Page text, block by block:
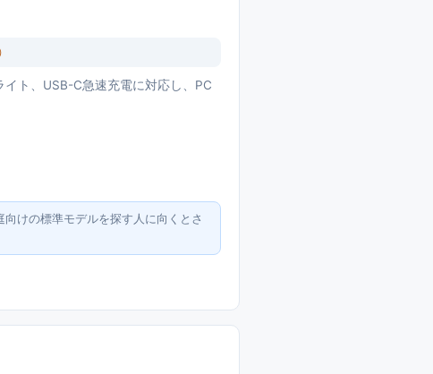
ト、USB-C急速充電に対応し、PC
けの標準モデルを探す人に向くとさ